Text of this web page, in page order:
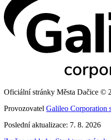
Oficiální stránky Města Dačice ©
Provozovatel Galileo Corporation
Poslední aktualizace: 7. 8. 2026